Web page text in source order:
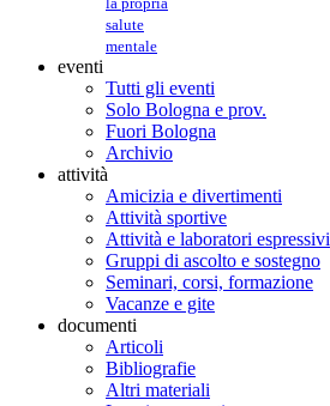
salute
mentale
eventi
Tutti gli eventi
Solo Bologna e prov.
Fuori Bologna
Archivio
attività
Amicizia e divertimenti
Attività sportive
Attività e laboratori espressivi
Gruppi di ascolto e sostegno
Seminari, corsi, formazione
Vacanze e gite
documenti
Articoli
Bibliografie
Altri materiali